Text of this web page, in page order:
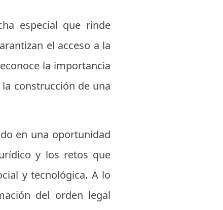
especial que rinde
el acceso a la
la importancia
construcción de una
en una oportunidad
y los retos que
y tecnológica. A lo
del orden legal